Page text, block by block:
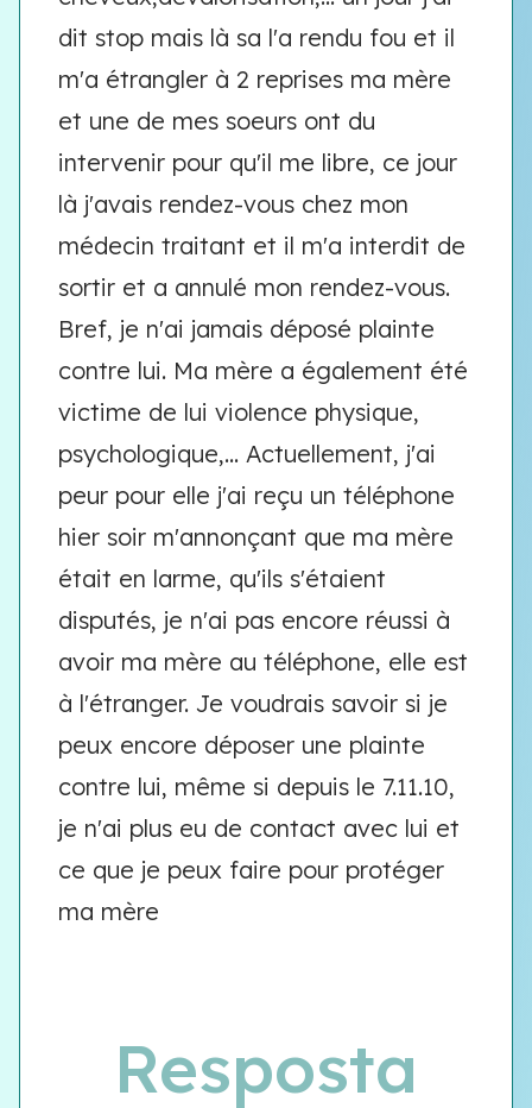
dit stop mais là sa l'a rendu fou et il
m'a étrangler à 2 reprises ma mère
et une de mes soeurs ont du
intervenir pour qu'il me libre, ce jour
là j'avais rendez-vous chez mon
médecin traitant et il m'a interdit de
sortir et a annulé mon rendez-vous.
Bref, je n'ai jamais déposé plainte
contre lui. Ma mère a également été
victime de lui violence physique,
psychologique,... Actuellement, j'ai
peur pour elle j'ai reçu un téléphone
hier soir m'annonçant que ma mère
était en larme, qu'ils s'étaient
disputés, je n'ai pas encore réussi à
avoir ma mère au téléphone, elle est
à l'étranger. Je voudrais savoir si je
peux encore déposer une plainte
contre lui, même si depuis le 7.11.10,
je n'ai plus eu de contact avec lui et
ce que je peux faire pour protéger
ma mère
Resposta